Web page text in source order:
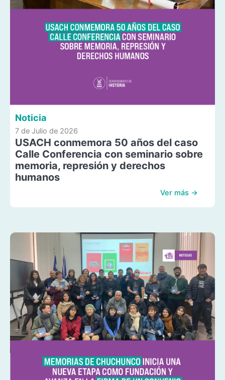
Noticia
7 de Julio de 2026
USACH conmemora 50 años del caso
Calle Conferencia con seminario sobre
memoria, represión y derechos
humanos
Ver más →